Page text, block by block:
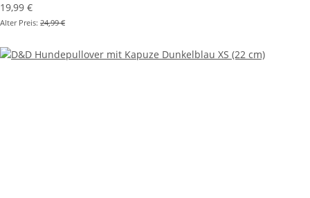
19,99 €
Alter Preis: 24,99 €